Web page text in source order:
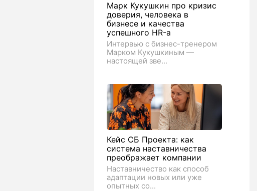
Марк Кукушкин про кризис
доверия, человека в
бизнесе и качества
успешного HR-а
Интервью с бизнес-тренером
Марком Кукушкиным —
настоящей зве...
Кейс СБ Проекта: как
система наставничества
преображает компании
Наставничество как способ
адаптации новых или уже
опытных со...